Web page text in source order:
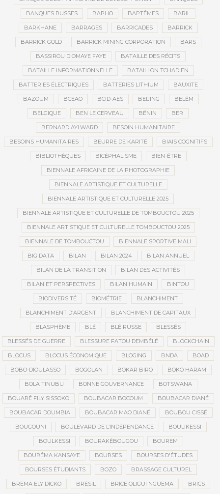
BANQUES RUSSES BAPHO BAPTÊMES BARIL
BARKHANE BARRAGES BARRICADES BARRICK
BARRICK GOLD BARRICK MINING CORPORATION BARS
BASSIROU DIOMAYE FAYE BATAILLE DES RÉCITS
BATAILLE INFORMATIONNELLE BATAILLON TCHADIEN
BATTERIES ÉLECTRIQUES BATTERIES LITHIUM BAUXITE
BAZOUM BCEAO BCID-AES BEIJING BELÉM
BELGIQUE BEN LE CERVEAU BÉNIN BER
BERNARD AYLWARD BESOIN HUMANITAIRE
BESOINS HUMANITAIRES BEURRE DE KARITÉ BIAIS COGNITIFS
BIBLIOTHÈQUES BICÉPHALISME BIEN-ÊTRE
BIENNALE AFRICAINE DE LA PHOTOGRAPHIE
BIENNALE ARTISTIQUE ET CULTURELLE
BIENNALE ARTISTIQUE ET CULTURELLE 2025
BIENNALE ARTISTIQUE ET CULTURELLE DE TOMBOUCTOU 2025
BIENNALE ARTISTIQUE ET CULTURELLE TOMBOUCTOU 2025
BIENNALE DE TOMBOUCTOU BIENNALE SPORTIVE MALI
BIG DATA BILAN BILAN 2024 BILAN ANNUEL
BILAN DE LA TRANSITION BILAN DES ACTIVITÉS
BILAN ET PERSPECTIVES BILAN HUMAIN BINTOU
BIODIVERSITÉ BIOMÉTRIE BLANCHIMENT
BLANCHIMENT D’ARGENT BLANCHIMENT DE CAPITAUX
BLASPHÈME BLÉ BLÉ RUSSE BLESSÉS
BLESSÉS DE GUERRE BLESSURE FATOU DEMBÉLÉ BLOCKCHAIN
BLOCUS BLOCUS ÉCONOMIQUE BLOGING BNDA BOAD
BOBO-DIOULASSO BOGOLAN BOKAR BIRO BOKO HARAM
BOLA TINUBU BONNE GOUVERNANCE BOTSWANA
BOUARÉ FILY SISSOKO BOUBACAR BOCOUM BOUBACAR DIANÉ
BOUBACAR DOUMBIA BOUBACAR MAO DIANÉ BOUBOU CISSÉ
BOUGOUNI BOULEVARD DE L’INDÉPENDANCE BOULIKESSI
BOULKESSI BOURAKÉBOUGOU BOUREM
BOURÉMA KANSAYE BOURSES BOURSES D'ÉTUDES
BOURSES ÉTUDIANTS BOZO BRASSAGE CULTUREL
BRÉMA ELY DICKO BRÉSIL BRICE OLIGUI NGUEMA BRICS